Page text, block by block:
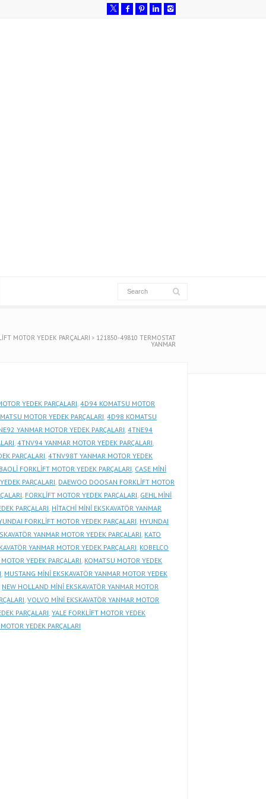
MOTOR YEDEK PARÇALARI 121850-49810 TERMOSTAT
YANMAR
YEDEK PARÇALARI,4D94 KOMATSU MOTOR
MOTOR YEDEK PARÇALARI,4D98 KOMATSU
YANMAR MOTOR YEDEK PARÇALARI,4TNE94
,4TNV94 YANMAR MOTOR YEDEK PARÇALARI,
PARÇALARI,4TNV98T YANMAR MOTOR YEDEK
BAOLİ FORKLİFT MOTOR YEDEK PARÇALARI, CASE MİNİ
PARÇALARI, DAEWOO DOOSAN FORKLİFT MOTOR
, FORKLİFT MOTOR YEDEK PARÇALARI, GEHL MİNİ
PARÇALARI, HİTACHİ MİNİ EKSKAVATÖR YANMAR
FORKLİFT MOTOR YEDEK PARÇALARI, HYUNDAI
YANMAR MOTOR YEDEK PARÇALARI, KATO
YANMAR MOTOR YEDEK PARÇALARI, KOBELCO
YEDEK PARÇALARI, KOMATSU MOTOR YEDEK
, MUSTANG MİNİ EKSKAVATÖR YANMAR MOTOR YEDEK
NEW HOLLAND MİNİ EKSKAVATÖR YANMAR MOTOR
,VOLVO MİNİ EKSKAVATÖR YANMAR MOTOR
PARÇALARI,YALE FORKLİFT MOTOR YEDEK
YEDEK PARÇALARI